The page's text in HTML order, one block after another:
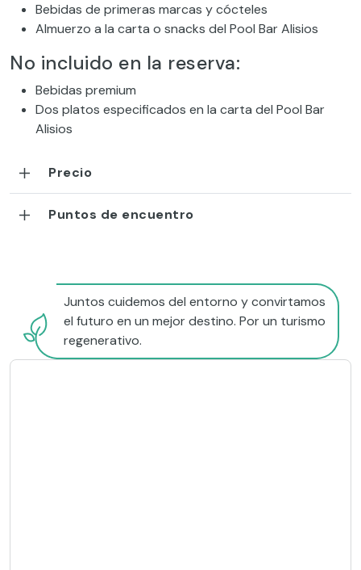
Bebidas de primeras marcas y cócteles
Almuerzo a la carta o snacks del Pool Bar Alisios
No incluido en la reserva:
Bebidas premium
Dos platos especificados en la carta del Pool Bar
Alisios
Precio
Puntos de encuentro
Juntos cuidemos del entorno y convirtamos
el futuro en un mejor destino. Por un turismo
regenerativo.